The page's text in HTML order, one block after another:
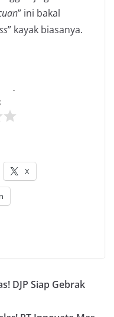
” ini bakal
” kayak biasanya.
X
DJP Siap Gebrak